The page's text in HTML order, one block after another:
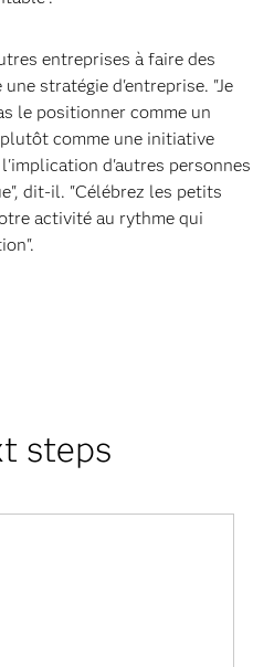
entreprises à faire des
stratégie d'entreprise. "Je
le positionner comme un
comme une initiative
d'autres personnes
dit-il. "Célébrez les petits
activité au rythme qui
steps